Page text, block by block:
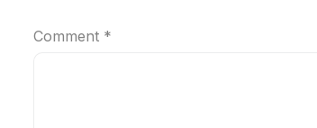
Comment *